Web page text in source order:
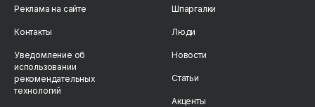
Реклама на сайте
Контакты
Уведомление об
использовании
рекомендательных
технологий
Шпаргалки
Люди
Новости
Статьи
Акценты